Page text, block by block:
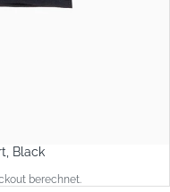
Black
berechnet.